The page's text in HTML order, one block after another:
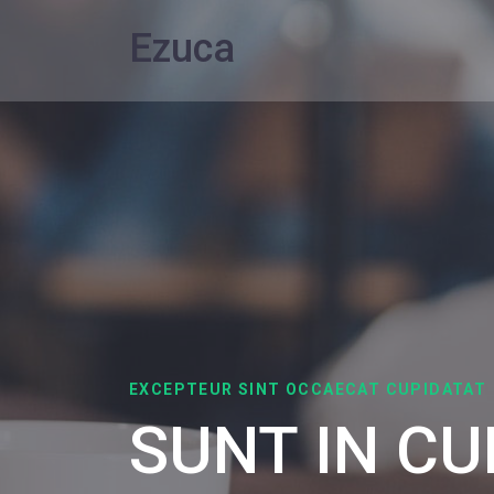
Ezuca
EXCEPTEUR SINT OCCAECAT CUPIDATAT
SUNT IN